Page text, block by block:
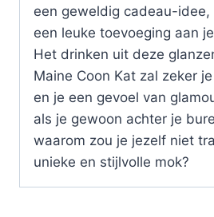
een geweldig cadeau-
een leuke toevoeging aan
Het drinken uit deze
Maine Coon Kat zal zeker
en je een gevoel van
als je gewoon achter je
waarom zou je jezelf niet
unieke en stijlvolle mok?